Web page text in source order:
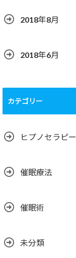
2018年8月
2018年6月
カテゴリー
ヒプノセラピー
催眠療法
催眠術
未分類